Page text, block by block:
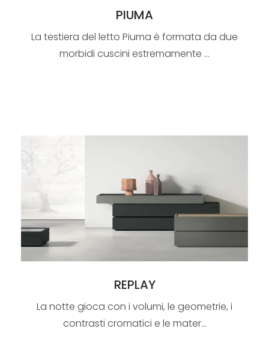
PIUMA
La testiera del letto Piuma è formata da due
morbidi cuscini estremamente ...
REPLAY
La notte gioca con i volumi, le geometrie, i
contrasti cromatici e le mater...